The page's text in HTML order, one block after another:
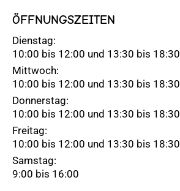
ÖFFNUNGSZEITEN
Dienstag:
10:00 bis 12:00 und 13:30 bis 18:30
Mittwoch:
10:00 bis 12:00 und 13:30 bis 18:30
Donnerstag:
10:00 bis 12:00 und 13:30 bis 18:30
Freitag:
10:00 bis 12:00 und 13:30 bis 18:30
Samstag:
9:00 bis 16:00